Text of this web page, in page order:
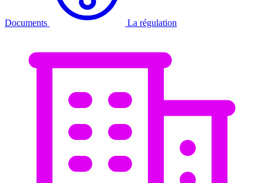
Documents La régulation